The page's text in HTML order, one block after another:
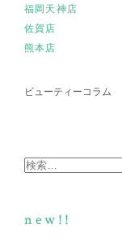
福岡天神店
佐賀店
熊本店
ビューティーコラム
new!!